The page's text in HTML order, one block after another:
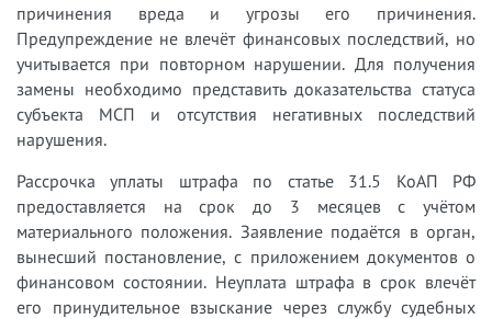
причинения вреда и угрозы его причинения.
Предупреждение не влечёт финансовых последствий, но
учитывается при повторном нарушении. Для получения
замены необходимо представить доказательства статуса
субъекта МСП и отсутствия негативных последствий
нарушения.
Рассрочка уплаты штрафа по статье 31.5 КоАП РФ
предоставляется на срок до 3 месяцев с учётом
материального положения. Заявление подаётся в орган,
вынесший постановление, с приложением документов о
финансовом состоянии. Неуплата штрафа в срок влечёт
его принудительное взыскание через службу судебных